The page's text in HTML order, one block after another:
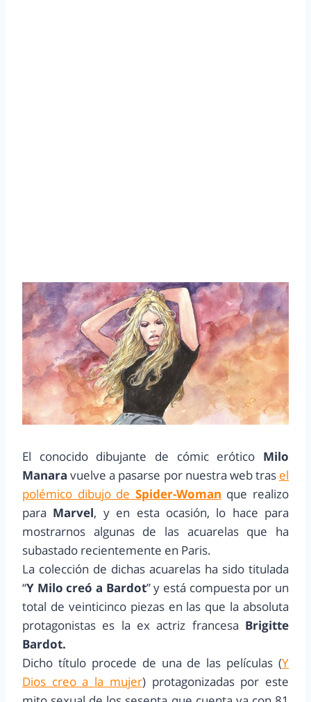
El conocido dibujante de cómic erótico Milo
Manaravuelve a pasarse por nuestra web tras el
polémico dibujo de Spider-Woman que realizo
para Marvel, y en esta ocasión, lo hace para
mostrarnos algunas de las acuarelas que ha
subastado recientemente en Paris.
La colección de dichas acuarelas ha sido titulada
“Y Milo creó a Bardot” y está compuesta por un
total de veinticinco piezas en las que la absoluta
protagonistas es la ex actriz francesa Brigitte
Bardot.
Dicho título procede de una de las películas (Y
Dios creo a la mujer) protagonizadas por este